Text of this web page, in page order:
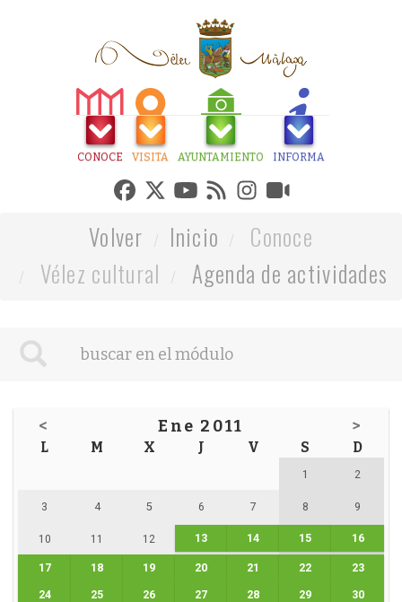
CONOCE VISITA AYUNTAMIENTO INFORMA
Volver Inicio
Conoce
Vélez cultural
Agenda de actividades
< Ene 2011 >
L M X J V S D
1 2
3 4 5 6 7 8 9
10 11 12 13 14 15 16
17 18 19 20 21 22 23
24 25 26 27 28 29 30